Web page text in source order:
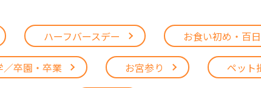
・入学／卒園・卒業 ファミリーフォト 誕生日 プロ
柏の葉店
ハーフバースデー お食い初め・百
／卒園・卒業 お宮参り ペット